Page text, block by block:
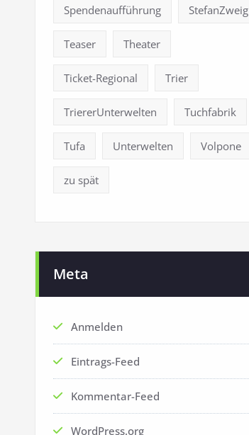
Spendenaufführung StefanZweig
Teaser Theater
Ticket-Regional Trier
TriererUnterwelten Tuchfabrik
Tufa Unterwelten Volpone
zu spät
Meta
Anmelden
Eintrags-Feed
Kommentar-Feed
WordPress.org